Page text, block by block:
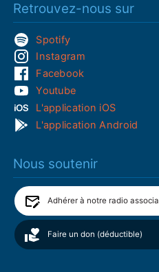
Retrouvez-nous sur
Spotify
Instagram
Facebook
Youtube
L'application iOS
L'application Android
Nous soutenir
Adhérer à notre radio
Faire un don (déductible)